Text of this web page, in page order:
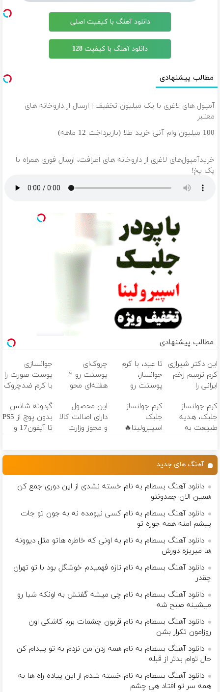
دانلود آهنگ با کیفیت اصلی
دانلود آهنگ با کیفیت 128
مطالب پیشنهادی
آمپول های لاغری با یک میلیون تخفیف | ارسال از داروخانه های
معتبر
100 میلیون وام آنی خرید طلا (بازپرداخت 12 ماهه)
خریدآمپول‌های لاغری از داروخانه های اطرافت، ارسال فوری همراه با
پک یخ!
مطالب پیشنهادی
این دکتر شیرازی
کرم ترمیم زخم
ایرانی را
تا عید، با کرم
جوانساز،
پوستت رو
بساز(خرید با
تخفیف ویژه)
چروک‌ای
پوستت رو ۲
هفته‌ای محو
تخفیف
جوانسازی
پوست صورت را
با کرم ضدچروک
کنید!
کرم جوانساز
جلبک، هدیه
طبیعت به
کرم جوانساز
جلبک
اسپیرولینا🔥
این محصول
دارای اصالت کالا
و مجوز وزارت
گردونه شانس
بدون پوچ از PS5
تا آیفون17 و
آهنگ های جدید
دانلود آهنگ بسطام به نام خسته نشدی از این دوری جمع کن
همین الان چمدونتو
دانلود آهنگ بسطام به نام کسی نیومده نه به جون تو جات
پیشم امنه همه جوره تو
دانلود آهنگ بسطام به نام به اونی که خاطره هاتو مثل دیوونه
ها میریزه دورش
دانلود آهنگ بسطام به نام تازه فهمیدم خوشگل بود با تو تهران
چقدر
دانلود آهنگ بسطام به نام چی میشه گفتش به اونکه شبا رو
میشینه صبح شه
دانلود آهنگ بسطام به نام قربون چشمات برم کاشکی اون
روزامون تکرار بشن
دانلود آهنگ بسطام به نام همه زدن من نزدم به تو پیدام کن
حال توام بدتر از قبله
دانلود آهنگ بسطام به نام خسته شدم از این پیاده راه ها به
همه سر تو افتاد هی چشم